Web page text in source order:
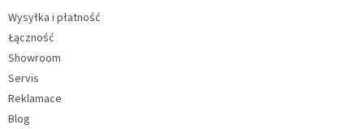
Wysyłka i płatność
Łączność
Showroom
Servis
Reklamace
Blog